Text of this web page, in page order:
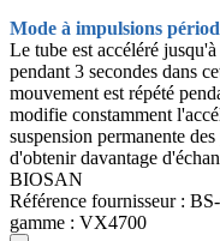
Mode à impulsions
Le tube est accéléré
pendant 3 secondes dans
mouvement est répété
modifie constamment
suspension permanente
d'obtenir davantage
BIOSAN
Référence fournisseur :
gamme : VX4700